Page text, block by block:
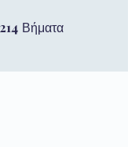
Εβδομάδες
214 Βήματα